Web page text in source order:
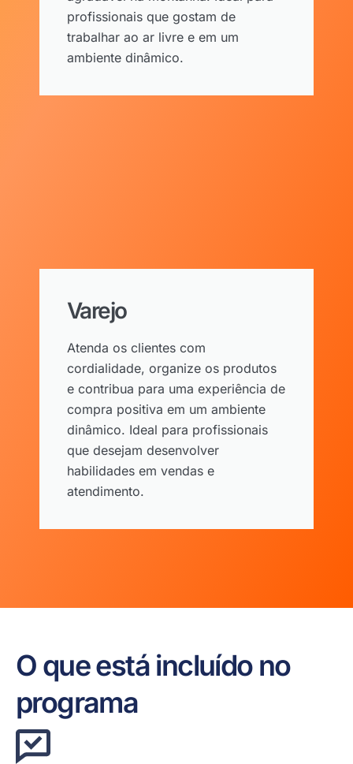
profissionais que gostam de
trabalhar ao ar livre e em um
ambiente dinâmico.
Varejo
Atenda os clientes com
cordialidade, organize os produtos
e contribua para uma experiência de
compra positiva em um ambiente
dinâmico. Ideal para profissionais
que desejam desenvolver
habilidades em vendas e
atendimento.
O que está incluído no
programa